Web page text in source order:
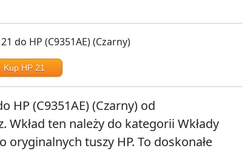
Kup HP 21
HP (C9351AE) (Czarny) od
ten należy do kategorii Wkłady
tuszy HP. To doskonałe